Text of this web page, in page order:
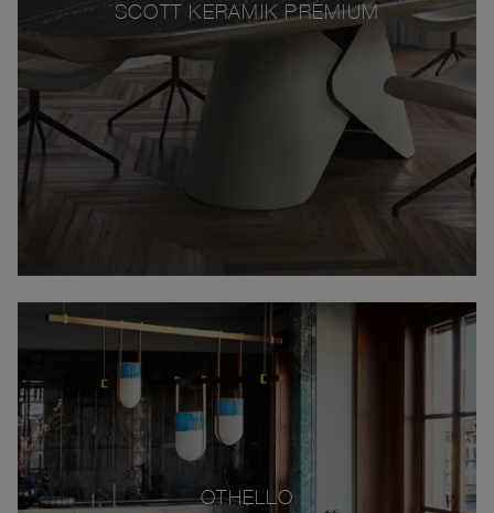
SCOTT KERAMIK PREMIUM
OTHELLO